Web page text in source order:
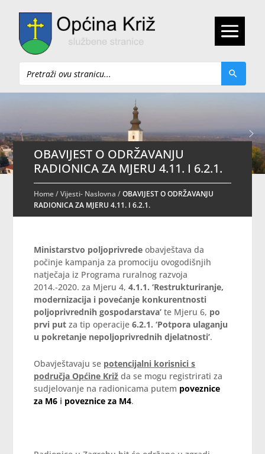
Pretraži
OBAVIJEST O ODRŽAVANJU
RADIONICA ZA MJERU 4.11. I 6.2.1.
Home/Vijesti- Naslovna /OBAVIJEST O ODRŽAVANJU
RADIONICA ZA MJERU 4.11. I 6.2.1.
Ministarstvo poljoprivredeobavještava da
počinje kampanja za promociju ovogodišnjih
natječaja iz Programa ruralnog razvoja
2014.-2020. za Mjeru 4,4.1.1. ‘Restrukturiranje,
modernizacija i povećanje konkurentnosti
poljoprivrednih gospodarstava’ te Mjeru 6, po
prvi put za tip operacije6.2.1. ‘Potpora ulaganju
u pokretanje nepoljoprivrednih djelatnosti’.
Obavještavaju se potencijalni korisnici s
područja Općine Križ da se mogu registrirati za
sudjelovanje na radionicama putem poveznice
za M6 i poveznice za M4.